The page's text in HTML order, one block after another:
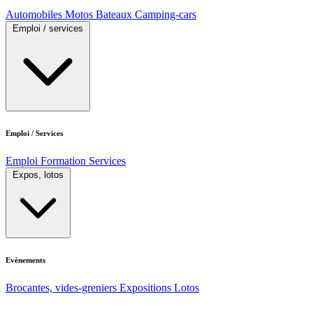
Automobiles Motos Bateaux Camping-cars
Emploi / services
Emploi / Services
Emploi Formation Services
Expos, lotos
Evènements
Brocantes, vides-greniers Expositions Lotos